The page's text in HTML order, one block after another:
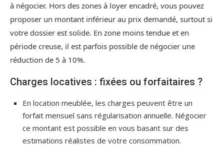
à négocier. Hors des zones à loyer encadré, vous pouvez
proposer un montant inférieur au prix demandé, surtout si
votre dossier est solide. En zone moins tendue et en
période creuse, il est parfois possible de négocier une
réduction de 5 à 10%.
Charges locatives : fixées ou forfaitaires ?
En location meublée, les charges peuvent être un
forfait mensuel sans régularisation annuelle. Négocier
ce montant est possible en vous basant sur des
estimations réalistes de votre consommation.